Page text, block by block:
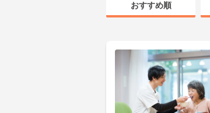
おすすめ順